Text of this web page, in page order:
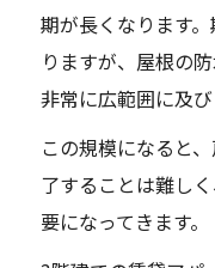
期が長くなります
りますが、屋根の
非常に広範囲に及び
この規模になると
了することは難し
要になってきます。